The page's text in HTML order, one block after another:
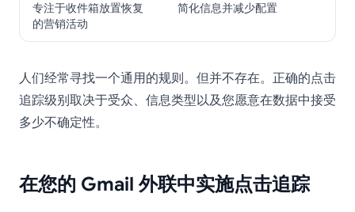
专注于收件箱放置恢复
的营销活动
简化信息并减少配置
人们经常寻找一个通用的规则。但并不存在。正确的点击
追踪级别取决于受众、信息类型以及您愿意在数据中接受
多少不确定性。
在您的 Gmail 外联中实施点击追踪